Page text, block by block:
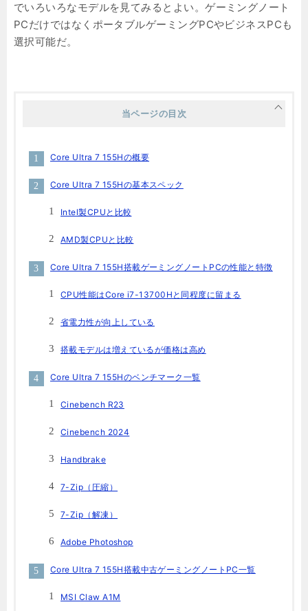
でいろいろなモデルを見てみるとよい。ゲーミングノート
PCだけではなくポータブルゲーミングPCやビジネスPCも
選択可能だ。
当ページの目次
Core Ultra 7 155Hの概要
Core Ultra 7 155Hの基本スペック
Intel製CPUと比較
AMD製CPUと比較
Core Ultra 7 155H搭載ゲーミングノートPCの性能と特徴
CPU性能はCore i7-13700Hと同程度に留まる
省電力性が向上している
搭載モデルは増えているが価格は高め
Core Ultra 7 155Hのベンチマーク一覧
Cinebench R23
Cinebench 2024
Handbrake
7-Zip（圧縮）
7-Zip（解凍）
Adobe Photoshop
Core Ultra 7 155H搭載中古ゲーミングノートPC一覧
MSI Claw A1M